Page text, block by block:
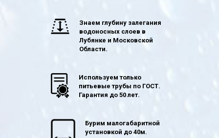
Знаем глубину залегания
водоносных слоев в
Лубянке и Московской
Области.
Используем только
питьевые трубы по ГОСТ.
Гарантия до 50 лет.
Бурим малогабаритной
установкой до 40м.